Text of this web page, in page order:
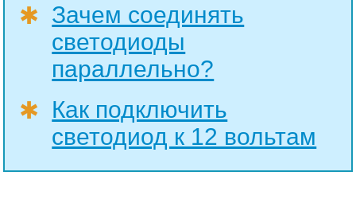
✱ Зачем соединять
светодиоды
параллельно?
✱
Как подключить
светодиод к 12 вольтам